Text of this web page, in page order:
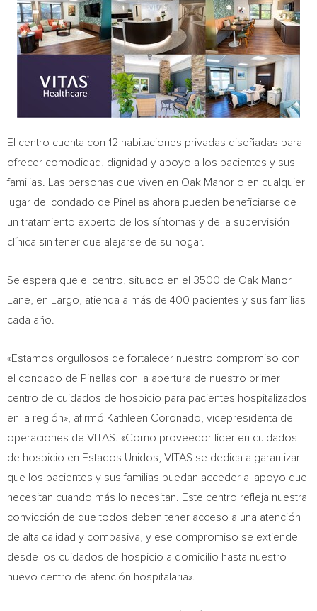
El centro cuenta con 12 habitaciones privadas diseñadas para
ofrecer comodidad, dignidad y apoyo a los pacientes y sus
familias. Las personas que viven en Oak Manor o en cualquier
lugar del condado de Pinellas ahora pueden beneficiarse de
un tratamiento experto de los síntomas y de la supervisión
clínica sin tener que alejarse de su hogar.
Se espera que el centro, situado en el 3500 de Oak Manor
Lane, en Largo, atienda a más de 400 pacientes y sus familias
cada año.
«Estamos orgullosos de fortalecer nuestro compromiso con
el condado de Pinellas con la apertura de nuestro primer
centro de cuidados de hospicio para pacientes hospitalizados
en la región», afirmó Kathleen Coronado, vicepresidenta de
operaciones de VITAS. «Como proveedor líder en cuidados
de hospicio en Estados Unidos, VITAS se dedica a garantizar
que los pacientes y sus familias puedan acceder al apoyo que
necesitan cuando más lo necesitan. Este centro refleja nuestra
convicción de que todos deben tener acceso a una atención
de alta calidad y compasiva, y ese compromiso se extiende
desde los cuidados de hospicio a domicilio hasta nuestro
nuevo centro de atención hospitalaria».